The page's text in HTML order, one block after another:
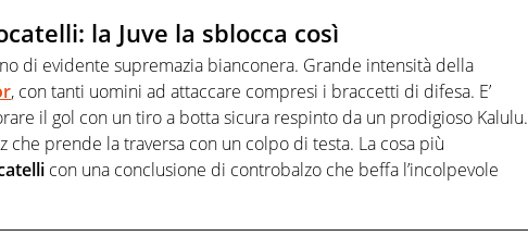
la Juve la sblocca così
di evidente supremazia bianconera. Grande intensità della
, con tanti uomini ad attaccare compresi i braccetti di difesa. E’
il gol con un tiro a botta sicura respinto da un prodigioso Kalulu.
che prende la traversa con un colpo di testa. La cosa più
con una conclusione di controbalzo che beffa l’incolpevole